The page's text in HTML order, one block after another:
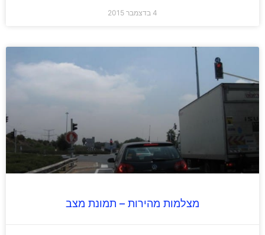
מצלמות מהירות – תמונת מצב